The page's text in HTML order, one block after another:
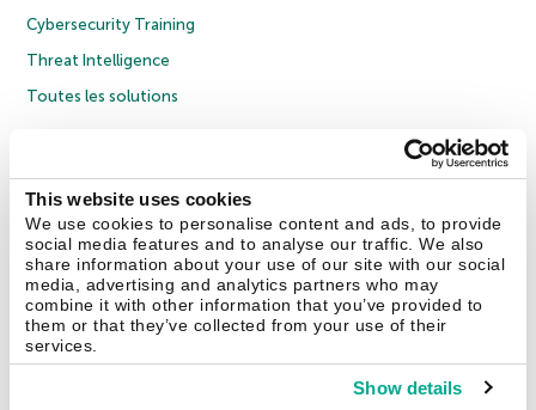
This website uses cookies
We use cookies to personalise content and ads, to provide
social media features and to analyse our traffic. We also
share information about your use of our site with our social
media, advertising and analytics partners who may
combine it with other information that you’ve provided to
them or that they’ve collected from your use of their
services.
Show details
Cybersecurity Training
Threat Intelligence
Toutes les solutions
Politique de confidentialité
Politique anticorruption
Contrat de licence grand public
Contrat de licence entreprises
Cookies
Nous contacter À propos Partenaires Blog Communiqués de presse
Securelist Eugene Personal Blog Encyclopédie de Kaspersky